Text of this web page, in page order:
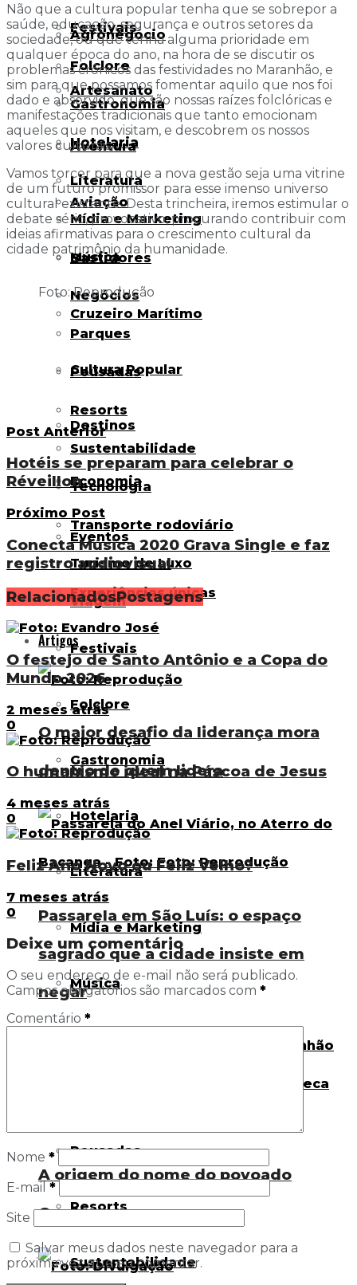
Festivais
Folclore
Gastronomia
Hotelaria
Literatura
Mídia e Marketing
Música
Negócios
Parques
Pousadas
Resorts
Sustentabilidade
Tecnologia
Transporte rodoviário
Turismo de Luxo
Viagem
Artigos
O maior desafio da liderança mora
dentro de quem lidera
Passarela em São Luís: o espaço
sagrado que a cidade insiste em
negar
A origem do nome do povoado
Quebrapote
Agronegócio
Artesanato
Aventura
Aviação
Bastidores
Cruzeiro Marítimo
Cultura Popular
Destinos
Economia
Eventos
Experiências únicas
Festivais
Folclore
Gastronomia
Hotelaria
Literatura
Mídia e Marketing
Música
Pousadas
Resorts
Sustentabilidade
Não que a cultura popular tenha que se sobrepor a
saúde, educação, segurança e outros setores da
sociedade, ou que tenha alguma prioridade em
qualquer época do ano, na hora de se discutir os
problemas crônicos das festividades no Maranhão, e
sim para que possamos fomentar aquilo que nos foi
dado e absorvido, que são nossas raízes folclóricas e
manifestações tradicionais que tanto emocionam
aqueles que nos visitam, e descobrem os nossos
valores culturais.
Vamos torcer para que a nova gestão seja uma vitrine
de um futuro promissor para esse imenso universo
cultural existente. Desta trincheira, iremos estimular o
debate sério, provocativo, procurando contribuir com
ideias afirmativas para o crescimento cultural da
cidade patrimônio da humanidade.
Foto: Reprodução
Post Anterior
Hotéis se preparam para celebrar o
Réveillon
Próximo Post
Conecta Música 2020 Grava Single e faz
registro audiovisual
RelacionadosPostagens
O festejo de Santo Antônio e a Copa do
Mundo 2026
2 meses atrás
0
O humanismo ideal na Páscoa de Jesus
4 meses atrás
0
Feliz Ano Novo ou Feliz Velho?
7 meses atrás
0
Deixe um comentário
O seu endereço de e-mail não será publicado.
Campos obrigatórios são marcados com *
Comentário *
Nome *
E-mail *
Site
Salvar meus dados neste navegador para a
próxima vez que eu comentar.